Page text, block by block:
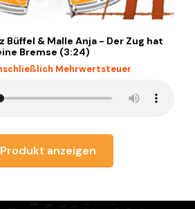
Büffel & Malle Anja - Der Zug hat
Bremse (3:24)
Mehrwertsteuer
anzeigen